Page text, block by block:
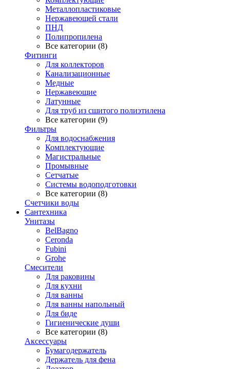
Металлопластиковые
Нержавеющей стали
ПНД
Полипропилена
Все категории (8)
Фитинги
Для коллекторов
Канализационные
Медные
Нержавеющие
Латунные
Для труб из сшитого полиэтилена
Все категории (9)
Фильтры
Для водоснабжения
Комплектующие
Магистральные
Промывные
Сетчатые
Системы водоподготовки
Все категории (8)
Счетчики воды
Сантехника
Унитазы
BelBagno
Ceronda
Fubini
Grohe
Смесители
Для раковины
Для кухни
Для ванны
Для ванны напольный
Для биде
Гигиенические души
Все категории (8)
Аксессуары
Бумагодержатель
Держатель для фена